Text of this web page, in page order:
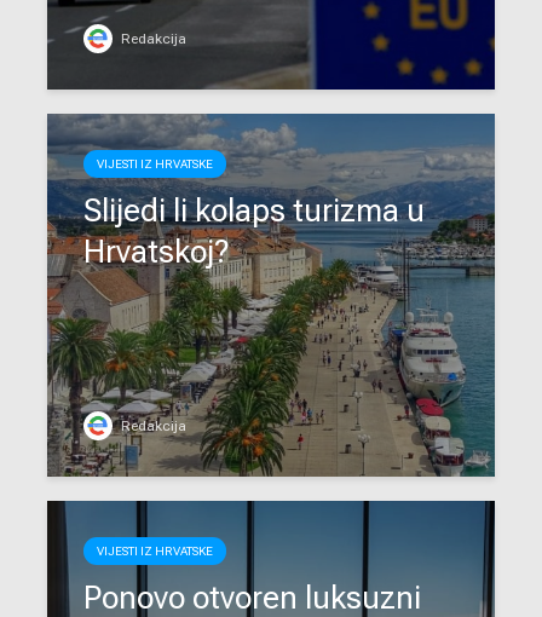
Redakcija
VIJESTI IZ HRVATSKE
Slijedi li kolaps turizma u
Hrvatskoj?
Redakcija
VIJESTI IZ HRVATSKE
Ponovo otvoren luksuzni